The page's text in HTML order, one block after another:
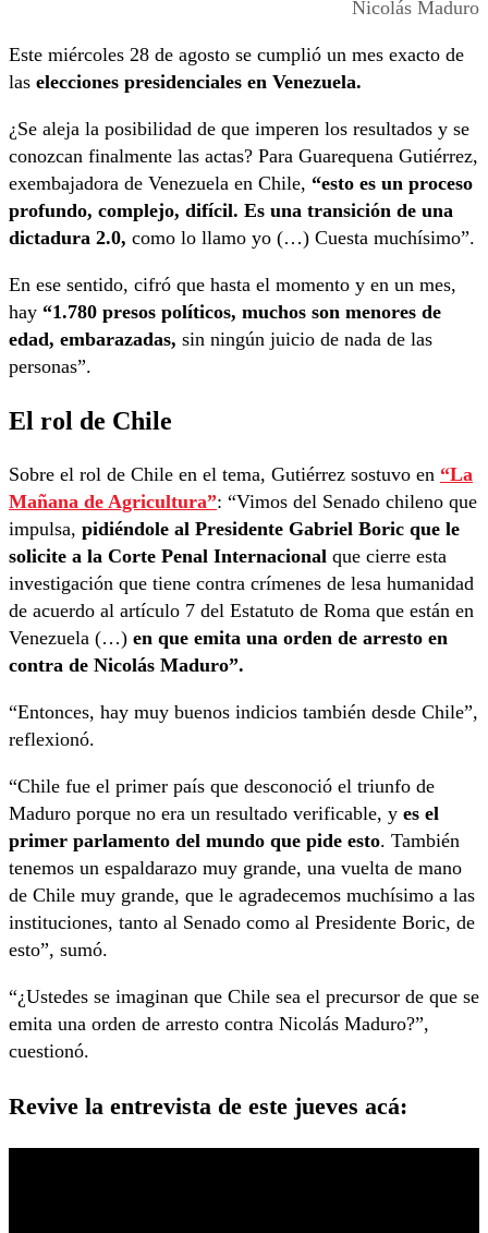
Nicolás Maduro
Este miércoles 28 de agosto se cumplió un mes exacto de
las elecciones presidenciales en Venezuela.
¿Se aleja la posibilidad de que imperen los resultados y se
conozcan finalmente las actas? Para Guarequena Gutiérrez,
exembajadora de Venezuela en Chile, “esto es un proceso
profundo, complejo, difícil. Es una transición de una
dictadura 2.0, como lo llamo yo (…) Cuesta muchísimo”.
En ese sentido, cifró que hasta el momento y en un mes,
hay “1.780 presos políticos, muchos son menores de
edad, embarazadas, sin ningún juicio de nada de las
personas”.
El rol de Chile
Sobre el rol de Chile en el tema, Gutiérrez sostuvo en “La
Mañana de Agricultura”: “Vimos del Senado chileno que
impulsa, pidiéndole al Presidente Gabriel Boric que le
solicite a la Corte Penal Internacional que cierre esta
investigación que tiene contra crímenes de lesa humanidad
de acuerdo al artículo 7 del Estatuto de Roma que están en
Venezuela (…) en que emita una orden de arresto en
contra de Nicolás Maduro”.
“Entonces, hay muy buenos indicios también desde Chile”,
reflexionó.
“Chile fue el primer país que desconoció el triunfo de
Maduro porque no era un resultado verificable, y es el
primer parlamento del mundo que pide esto. También
tenemos un espaldarazo muy grande, una vuelta de mano
de Chile muy grande, que le agradecemos muchísimo a las
instituciones, tanto al Senado como al Presidente Boric, de
esto”, sumó.
“¿Ustedes se imaginan que Chile sea el precursor de que se
emita una orden de arresto contra Nicolás Maduro?”,
cuestionó.
Revive la entrevista de este jueves acá: